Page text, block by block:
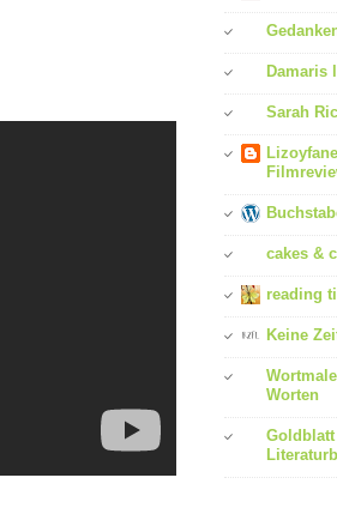
Damaris
Sarah
cakes &
reading
Keine
Worten